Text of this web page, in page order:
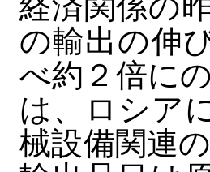
経済関係の
の輸出の伸
べ約２倍に
は、ロシア
械設備関連